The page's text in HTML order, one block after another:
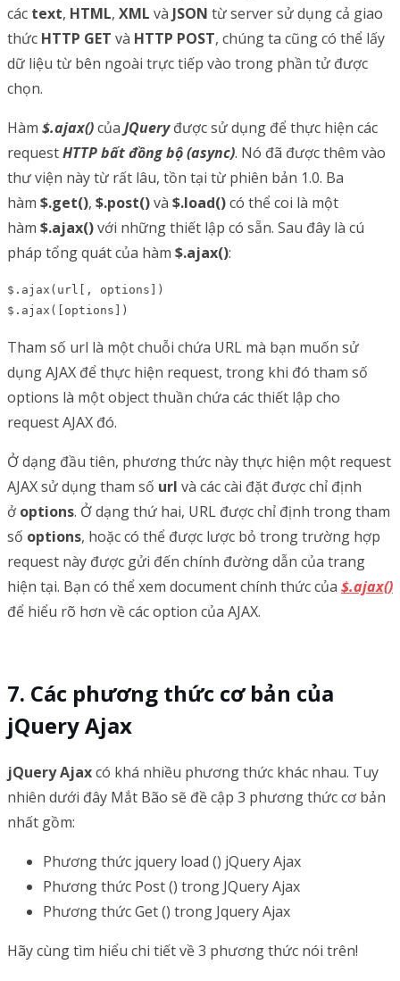
các text, HTML, XML và JSON từ server sử dụng cả giao
thức HTTP GET và HTTP POST, chúng ta cũng có thể lấy
dữ liệu từ bên ngoài trực tiếp vào trong phần tử được
chọn.
Hàm $.ajax()củaJQueryđược sử dụng để thực hiện các
requestHTTP bất đồng bộ (async). Nó đã được thêm vào
thư viện này từ rất lâu, tồn tại từ phiên bản 1.0. Ba
hàm $.get(), $.post()và $.load()có thể coi là một
hàm $.ajax()với những thiết lập có sẵn. Sau đây là cú
pháp tổng quát của hàm $.ajax():
$.ajax(url[, options])
$.ajax([options])
Tham số url là một chuỗi chứa URL mà bạn muốn sử
dụng AJAX để thực hiện request, trong khi đó tham số
options là một object thuần chứa các thiết lập cho
request AJAX đó.
Ở dạng đầu tiên, phương thức này thực hiện một request
AJAX sử dụng tham số url và các cài đặt được chỉ định
ở options. Ở dạng thứ hai, URL được chỉ định trong tham
số options, hoặc có thể được lược bỏ trong trường hợp
request này được gửi đến chính đường dẫn của trang
hiện tại. Bạn có thể xem document chính thức của $.ajax()
để hiểu rõ hơn về các option của AJAX.
Các phương thức cơ bản của
jQuery Ajax
jQuery Ajaxcó khá nhiều phương thức khác nhau. Tuy
nhiên dưới đây Mắt Bão sẽ đề cập 3 phương thức cơ bản
nhất gồm:
Phương thức jquery load () jQuery Ajax
Phương thức Post () trong JQuery Ajax
Phương thức Get () trong Jquery Ajax
Hãy cùng tìm hiểu chi tiết về 3 phương thức nói trên!